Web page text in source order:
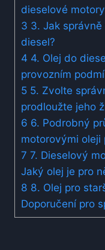
dieselové motory
3 3. Jak
diesel?
4 4. Olej do
provozním
5 5. Zvolte
prodloužte jeho
6 6. Podrobný
motorovými oleji
7 7. Dieselový
Jaký olej je pro
8 8. Olej pro
Doporučení pro